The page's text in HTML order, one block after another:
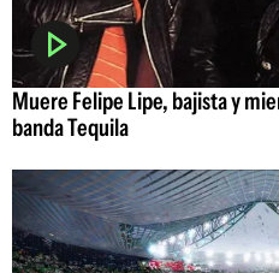
Muere Felipe Lipe, bajista y
banda Tequila